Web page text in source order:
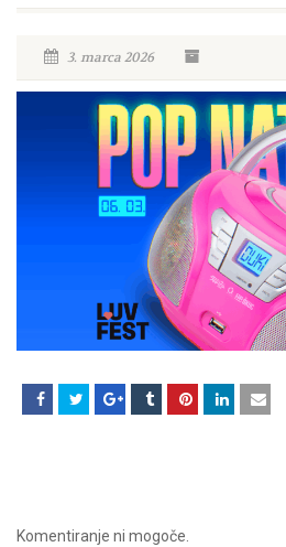
3. marca 2026
Komentiranje ni mogoče.